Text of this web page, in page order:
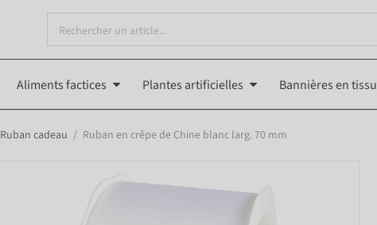
Aliments factices Plantes artificielles Bannières en tissu
Ruban cadeau Ruban en crêpe de Chine blanc larg. 70 mm